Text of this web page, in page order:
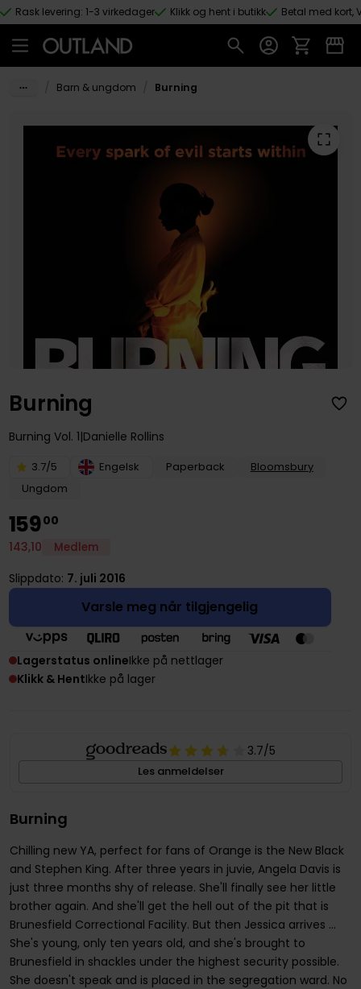
Hopp til hovedinnhold
Rask levering: 1-3 virkedager Klikk og hent i butikk Betal med kort,
Barn & ungdom Burning
Burning
Burning Vol. 1 Danielle Rollins
3.7/5 Engelsk Paperback
Bloomsbury
Ungdom
15900
143,10 Medlem
Slippdato: 7. juli 2016
Varsle meg når tilgjengelig
Lagerstatus onlineIkke på nettlager
Klikk & HentIkke på lager
3.7/5
Les anmeldelser
Burning
Chilling new YA, perfect for fans of Orange is the New Black
and Stephen King. After three years in juvie, Angela Davis is
just three months shy of release. She'll finally see her little
brother again. And she'll get the hell out of the pit that is
Brunesfield Correctional Facility. But then Jessica arrives ...
She's young, only ten years old, and she's brought to
Brunesfield in shackles under the highest security possible.
She doesn't speak and is placed in the segregation ward. No